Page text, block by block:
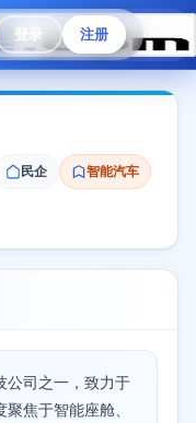
登录 注册
聘中心 会员专区
民企 智能汽车
公司之一，致力于
焦于智能座舱、